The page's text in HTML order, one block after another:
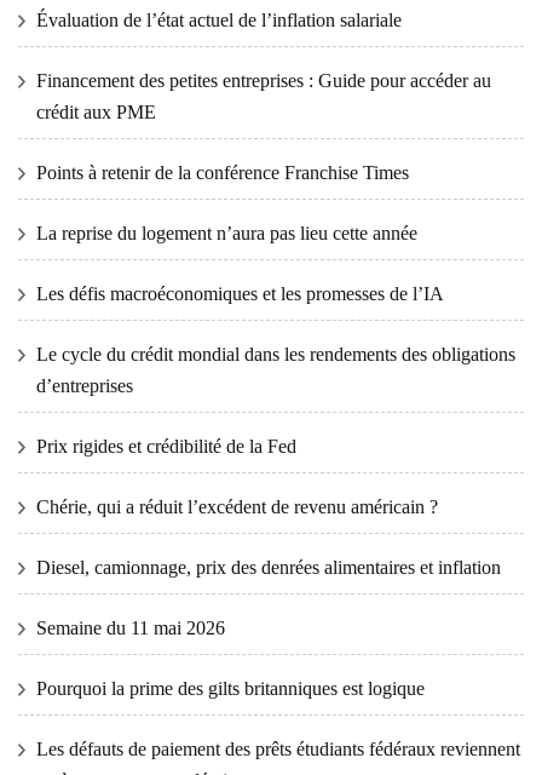
Évaluation de l’état actuel de l’inflation salariale
Financement des petites entreprises : Guide pour accéder au
crédit aux PME
Points à retenir de la conférence Franchise Times
La reprise du logement n’aura pas lieu cette année
Les défis macroéconomiques et les promesses de l’IA
Le cycle du crédit mondial dans les rendements des obligations
d’entreprises
Prix ​​​​rigides et crédibilité de la Fed
Chérie, qui a réduit l’excédent de revenu américain ?
Diesel, camionnage, prix des denrées alimentaires et inflation
Semaine du 11 mai 2026
Pourquoi la prime des gilts britanniques est logique
Les défauts de paiement des prêts étudiants fédéraux reviennent